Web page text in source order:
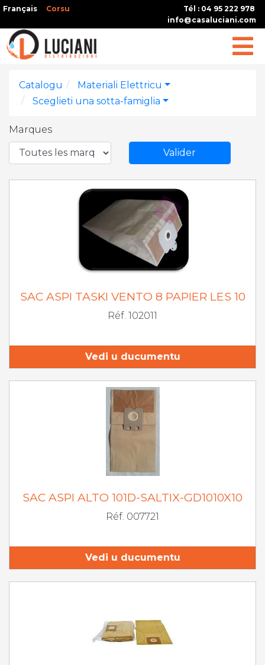
Français Corsu
Tél : 04 95 222 978
info@casaluciani.com
Catalogu
Materiali Elettricu
Sceglieti una sotta-famiglia
Marques
Valider
SAC ASPI TASKI VENTO 8 PAPIER LES 10
Réf. 102011
Vedi u ducumentu
SAC ASPI ALTO 101D-SALTIX-GD1010X10
Réf. 007721
Vedi u ducumentu